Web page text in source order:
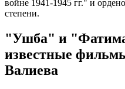
войне 1941-1945 гг." и
степени.
"Ушба" и
известные
Валиева